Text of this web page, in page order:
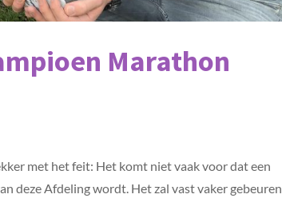
Marathon
met het feit: Het komt niet vaak voor dat een
deze Afdeling wordt. Het zal vast vaker gebeuren